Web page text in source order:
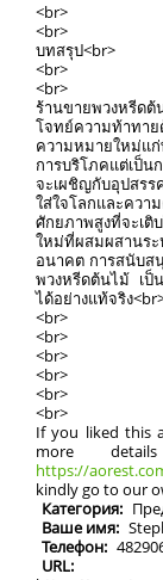
<br>
<br>
บทสรุป<br>
<br>
<br>
ร้านขายพวงหรีด
โจทย์ความท้าทา
ความหมายใหม่แ
การบริโภคแต่เป็
จะเผชิญกับอุปสรร
ใส่ใจโลกและค
ศักยภาพสูงที่จะเติ
ใหม่ที่ผสมผสานร
อนาคต การสนับส
พวงหรีดต้นไม้ เป็
ได้อย่างแท้จริง
<br>
<br>
<br>
<br>
<br>
<br>
If you liked this
more
https://
kindly go to our
Категория:
Ваше имя:
Телефон:
URL: